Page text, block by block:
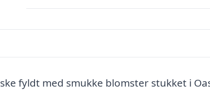
fyldt med smukke blomster stukket i